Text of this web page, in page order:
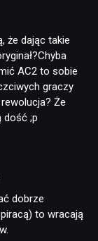
że dając takie
AC2 to sobie
graczy
Że
dość ;p
dobrze
to wracają